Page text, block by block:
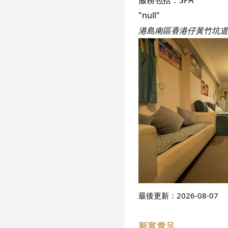
"null"
港島南區香港仔黃竹坑
最後更新： 2026-08-07